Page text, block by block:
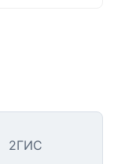
2ГИС